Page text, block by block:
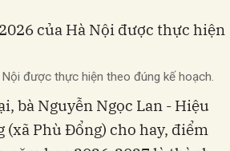
được thực hiện theo đúng kế hoạch.
bà Nguyễn Ngọc Lan - Hiệu
Phù Đổng) cho hay, điểm